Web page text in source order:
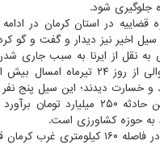
جلوگیری شود.
قضاییه در استان کرمان در
سیل اخیر نیز دیدار و گفت و گو
به نقل از ایرنا به سبب جاری
و خسارت دیدند؛ این سیل پنج
به حوزه کشاورزی است.
کرمان قراردارد.